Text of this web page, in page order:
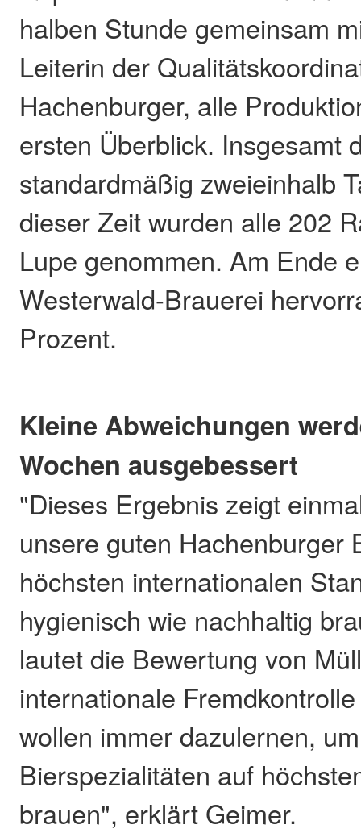
halben Stunde gemeinsam
Leiterin der
Hachenburger, alle
ersten Überblick. Insgesamt
standardmäßig zweieinhalb
dieser Zeit wurden alle 202
Lupe genommen. Am Ende
Westerwald-Brauerei
Prozent.
Kleine Abweichungen
Wochen ausgebessert
"Dieses Ergebnis zeigt
unsere guten Hachenburger
höchsten internationalen
hygienisch wie nachhaltig
lautet die Bewertung von
internationale
wollen immer dazulernen,
Bierspezialitäten auf
brauen", erklärt Geimer.